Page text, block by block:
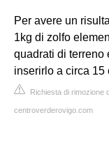
Per avere un
1kg di zolfo
quadrati di terreno
inserirlo a circa 15
Richiesta di rimozione
centroverderovigo.com